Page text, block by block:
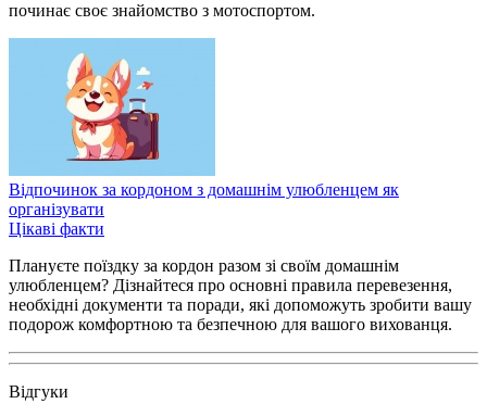
починає своє знайомство з мотоспортом.
Відпочинок за кордоном з домашнім улюбленцем як
організувати
Цікаві факти
Плануєте поїздку за кордон разом зі своїм домашнім
улюбленцем? Дізнайтеся про основні правила перевезення,
необхідні документи та поради, які допоможуть зробити вашу
подорож комфортною та безпечною для вашого вихованця.
Відгуки